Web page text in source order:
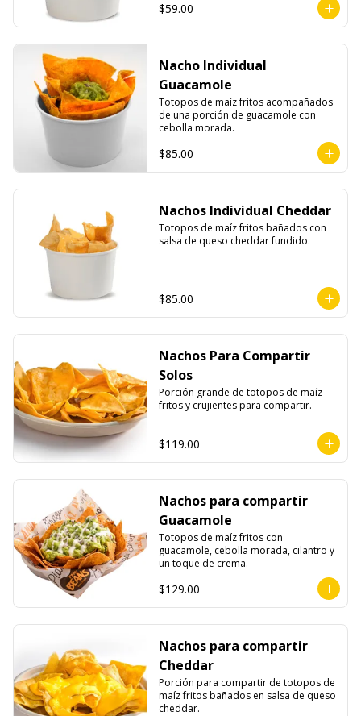
$59.00
Nacho Individual
Guacamole
Totopos de maíz fritos acompañados
de una porción de guacamole con
cebolla morada.
$85.00
Nachos Individual Cheddar
Totopos de maíz fritos bañados con
salsa de queso cheddar fundido.
$85.00
Nachos Para Compartir
Solos
Porción grande de totopos de maíz
fritos y crujientes para compartir.
$119.00
Nachos para compartir
Guacamole
Totopos de maíz fritos con
guacamole, cebolla morada, cilantro y
un toque de crema.
$129.00
Nachos para compartir
Cheddar
Porción para compartir de totopos de
maíz fritos bañados en salsa de queso
cheddar.